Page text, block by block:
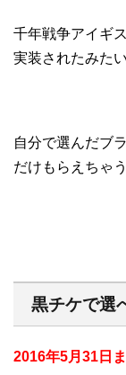
千年戦争アイギ
実装されたみた
自分で選んだブ
だけもらえちゃ
黒チケで選
2016年5月31日